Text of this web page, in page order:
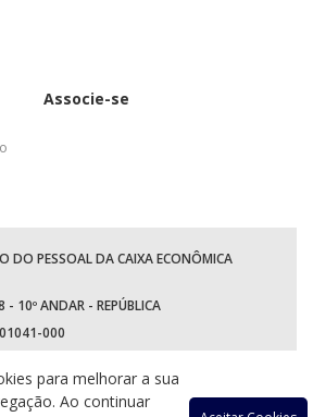
Associe-se
DO PESSOAL DA CAIXA ECONÔMICA
- 10º ANDAR - REPÚBLICA
000
para melhorar a sua
Ao continuar